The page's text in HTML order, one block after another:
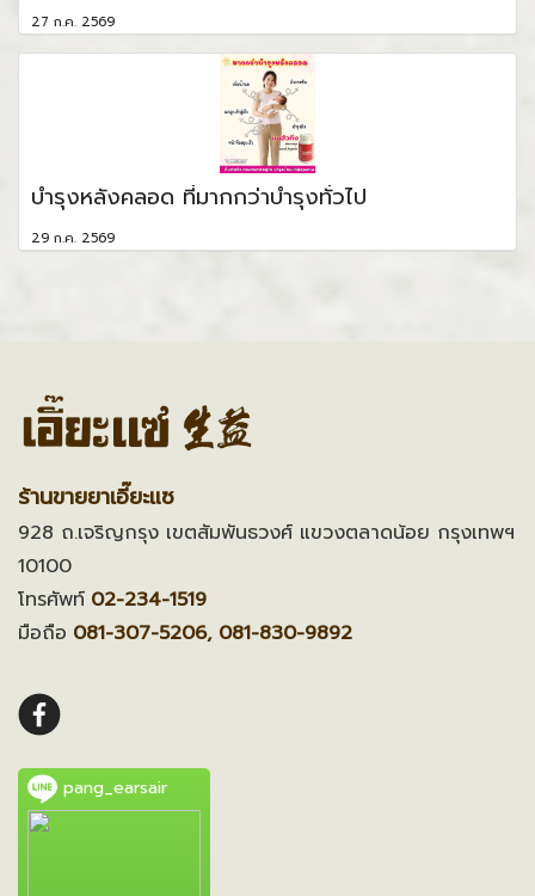
27 ก.ค. 2569
บำรุงหลังคลอด ที่มากกว่าบำรุงทั่วไป
29 ก.ค. 2569
ร้านขายยาเอี๊ยะแซ
928 ถ.เจริญกรุง เขตสัมพันธวงศ์ แขวงตลาดน้อย กรุงเทพฯ
10100
โทรศัพท์ 02-234-1519
มือถือ 081-307-5206, 081-830-9892
pang_earsair